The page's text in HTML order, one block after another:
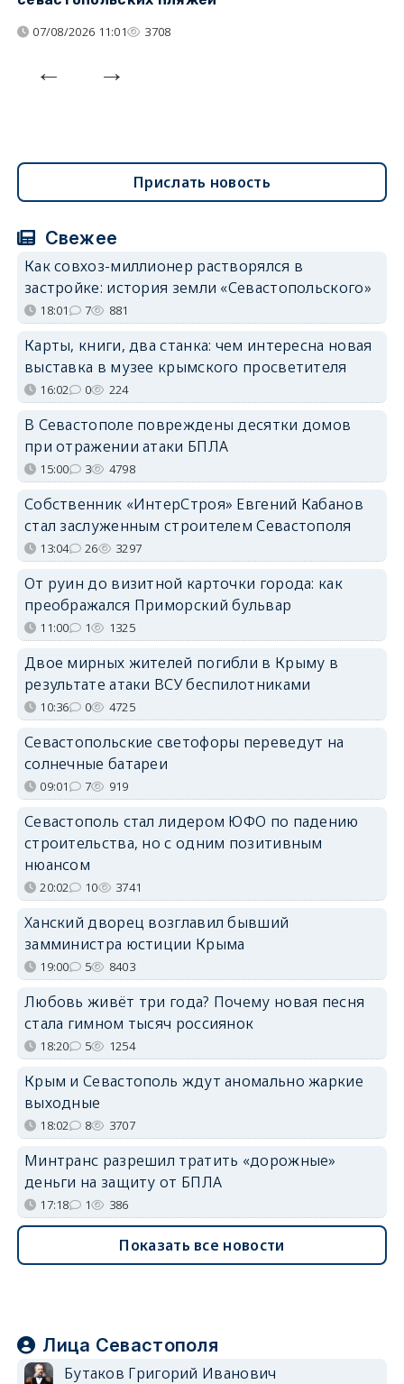
07/08/2026 11:01 3708
Прислать новость
Свежее
Как совхоз-миллионер растворялся в
застройке: история земли «Севастопольского»
18:01 7 881
Карты, книги, два станка: чем интересна новая
выставка в музее крымского просветителя
16:02 0 224
В Севастополе повреждены десятки домов
при отражении атаки БПЛА
15:00 3 4798
Собственник «ИнтерСтроя» Евгений Кабанов
стал заслуженным строителем Севастополя
13:04 26 3297
От руин до визитной карточки города: как
преображался Приморский бульвар
11:00 1 1325
Двое мирных жителей погибли в Крыму в
результате атаки ВСУ беспилотниками
10:36 0 4725
Севастопольские светофоры переведут на
солнечные батареи
09:01 7 919
Севастополь стал лидером ЮФО по падению
строительства, но с одним позитивным
нюансом
20:02 10 3741
Ханский дворец возглавил бывший
замминистра юстиции Крыма
19:00 5 8403
Любовь живёт три года? Почему новая песня
стала гимном тысяч россиянок
18:20 5 1254
Крым и Севастополь ждут аномально жаркие
выходные
18:02 8 3707
Минтранс разрешил тратить «дорожные»
деньги на защиту от БПЛА
17:18 1 386
Показать все новости
Лица Севастополя
Бутаков Григорий Иванович